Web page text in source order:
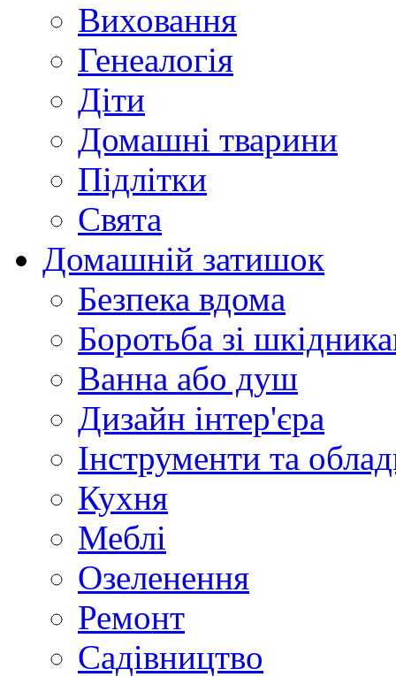
Виховання
Генеалогія
Діти
Домашні тварини
Підлітки
Свята
Домашній затишок
Безпека вдома
Боротьба зі
Ванна або душ
Дизайн інтер'єра
Інструменти та
Кухня
Меблі
Озеленення
Ремонт
Садівництво